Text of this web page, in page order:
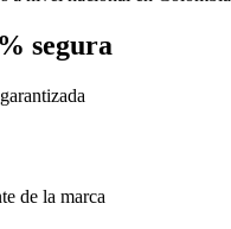
segura
de la marca